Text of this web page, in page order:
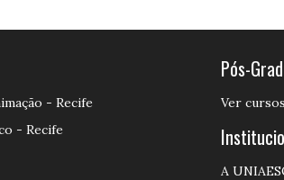
- Recife
- Recife
Pós-
Ver cursos
A